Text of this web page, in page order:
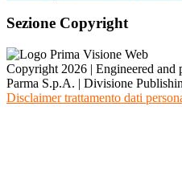
Sezione Copyright
Copyright 2026 | Engineered and
Parma S.p.A. | Divisione
Disclaimer trattamento dati